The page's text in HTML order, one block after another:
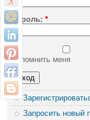
Пароль: *
Запомнить меня
Запросить новый